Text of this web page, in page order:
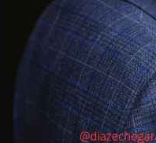
2020
2020 durante